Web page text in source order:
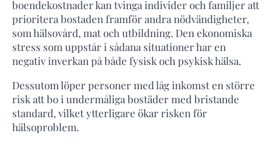
boendekostnader kan tvinga individer och familjer att
prioritera bostaden framför andra nödvändigheter,
som hälsovård, mat och utbildning. Den ekonomiska
stress som uppstår i sådana situationer har en
negativ inverkan på både fysisk och psykisk hälsa.
Dessutom löper personer med låg inkomst en större
risk att bo i undermåliga bostäder med bristande
standard, vilket ytterligare ökar risken för
hälsoproblem.